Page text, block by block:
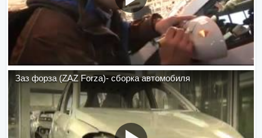
Заз форза (ZAZ Forza)- сборка автомобиля